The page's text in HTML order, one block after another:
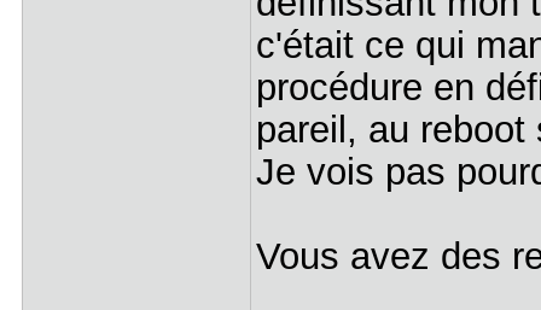
c'était ce qui
procédure en
pareil, au
Je vois pas
Vous avez des